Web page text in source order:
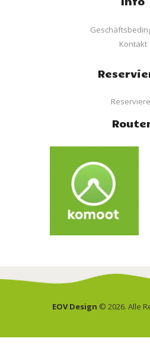
Kontakt
EOV Design © 2026. Alle